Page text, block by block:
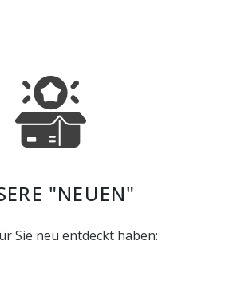
"NEUEN"
Sie neu entdeckt haben: